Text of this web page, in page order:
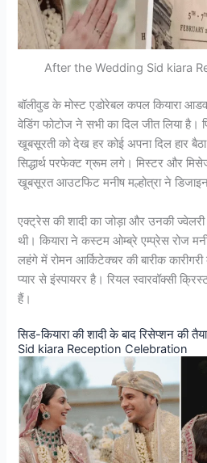
After the Wedding Sid kiara
बॉलीवुड के मोस्ट एडोरेबल कपल कियारा
वेडिंग फोटोज ने सभी का दिल जीत लिया है।
खूबसूरती को देख हर कोई अपना दिल हार
सिद्धार्थ परफेक्ट ग्रूम लगे। मिस्टर और
खूबसूरत आउटफिट मनीष मल्होत्रा ने
एक्ट्रेस की शादी का जोड़ा और उनकी
थी। कियारा ने कस्टम ओम्ब्रे एम्प्रेस रोज
लहंगे में रोमन आर्किटेक्चर की बारीक
प्यार से इंस्पायरर है। रियल स्वारवॉक्सी
हैं।
सिड-कियारा की शादी के बाद रिसेप्शन की
Sid kiara Reception Celebration